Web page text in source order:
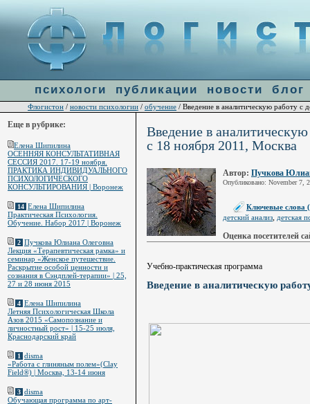
: file_get_contents(http://ulogin.ru/token.php?token=&host=flogiston.ru) [
Введение в
с 18 ноября 2011, Москва
Автор: Пучкова
Опубликовано: November 7,
Ключевые слова
детский анализ детская
Оценка посетителей
Учебно-практическая программа
Введение в аналитическую
психологи публикации новости блог
Флогистон / новости психологии / обучение / Введение в аналитическую работу с
Еще в рубрике:
Елена Шипилина
ОСЕННЯЯ КОНСУЛЬТАТИВНАЯ
СЕССИЯ 2017. 17-19 ноября.
ПРАКТИКА ИНДИВИДУАЛЬНОГО
ПСИХОЛОГИЧЕСКОГО
КОНСУЛЬТИРОВАНИЯ | Воронеж
14 Елена Шипилина
Практическая Психология.
Обучение. Набор 2017 | Воронеж
2 Пучкова Юлиана Олеговна
Лекция «Терапевтическая рамка» и
семинар «Женское путешествие.
Раскрытие особой ценности и
сознания в Сэндплей-терапии» | 25,
27 и 28 июня 2015
4 Елена Шипилина
Летняя Психологическая Школа
Азов 2015 «Самопознание и
личностный рост» | 15-25 июля,
Краснодарский край
1 disma
«Работа с глиняным полем»(Clay
Field®) | Москва, 13-14 июня
3 disma
Обучающая программа по арт-